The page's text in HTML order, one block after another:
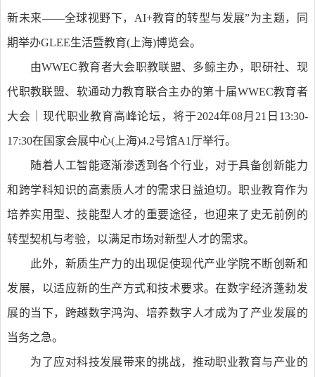
新未来——全球视野下，AI+教育的转型与发展”为主题，同
期举办GLEE生活暨教育(上海)博览会。
由WWEC教育者大会职教联盟、多鲸主办，职研社、现
代职教联盟、软通动力教育联合主办的第十届WWEC教育者
大会｜现代职业教育高峰论坛，将于2024年08月21日13:30-
17:30在国家会展中心(上海)4.2号馆A1厅举行。
随着人工智能逐渐渗透到各个行业，对于具备创新能力
和跨学科知识的高素质人才的需求日益迫切。职业教育作为
培养实用型、技能型人才的重要途径，也迎来了史无前例的
转型契机与考验，以满足市场对新型人才的需求。
此外，新质生产力的出现促使现代产业学院不断创新和
发展，以适应新的生产方式和技术要求。在数字经济蓬勃发
展的当下，跨越数字鸿沟、培养数字人才成为了产业发展的
当务之急。
为了应对科技发展带来的挑战，推动职业教育与产业的